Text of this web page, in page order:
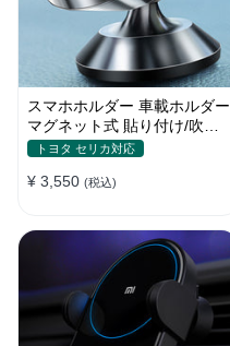
スマホホルダー 車載ホルダー
マグネット式 貼り付け/吹き
出し口 合金 多機種対応
トヨタ セリカ対応
¥ 3,550 (税込)